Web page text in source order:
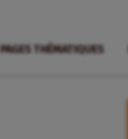
PAGES THÉMATIQUES